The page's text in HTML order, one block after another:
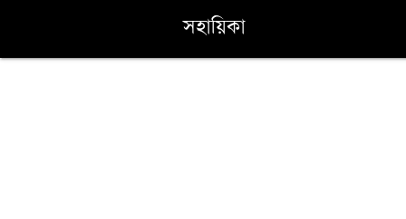
সহায়িকা